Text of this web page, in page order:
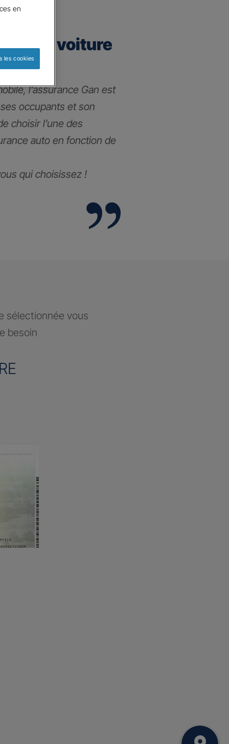
voiture
l’assurance Gan est
occupants et son
choisir l’une des
auto en fonction de
qui choisissez !
sélectionnée vous
besoin
en
les cookies